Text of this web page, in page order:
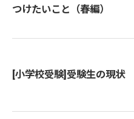
つけたいこと（春編）
[小学校受験]受験生の現状